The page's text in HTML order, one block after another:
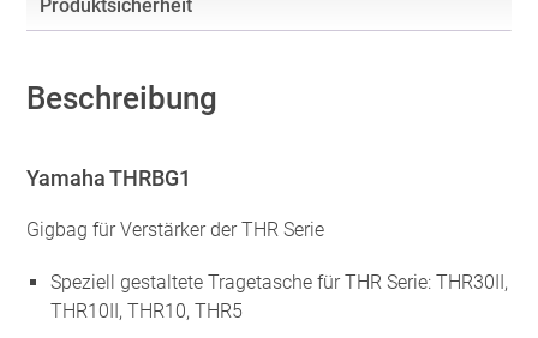
Produktsicherheit
Beschreibung
Yamaha THRBG1
Gigbag für Verstärker der THR Serie
Speziell gestaltete Tragetasche für THR Serie: THR30II,
THR10II, THR10, THR5